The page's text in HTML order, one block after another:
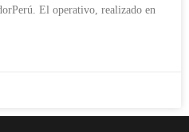
El operativo, realizado en